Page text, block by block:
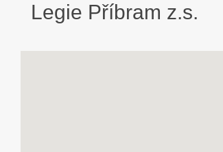
Legie Příbram z.s.